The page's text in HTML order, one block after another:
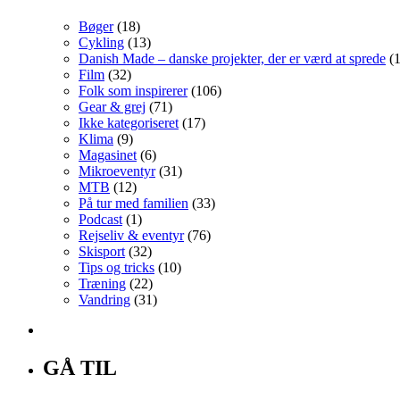
Bøger(18)
Cykling (13)
Danish Made – danske projekter, der er værd at sprede
Film (32)
Folk som inspirerer(106)
Gear & grej (71)
Ikke kategoriseret (17)
Klima (9)
Magasinet (6)
Mikroeventyr(31)
MTB (12)
På tur med familien (33)
Podcast (1)
Rejseliv & eventyr(76)
Skisport (32)
Tips og tricks (10)
Træning (22)
Vandring (31)
GÅ TIL